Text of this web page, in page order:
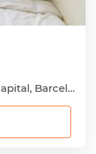
La Vila de Gràcia, Gràcia, Barcelona Capital, Barcelona